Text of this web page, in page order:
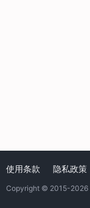
使用条款 隐私政策
Copyright © 2015-2026